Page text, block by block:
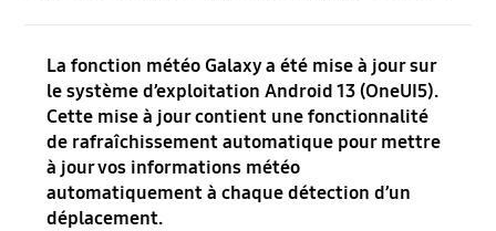
La fonction météo Galaxy a été mise à jour sur
le système d’exploitation Android 13 (OneUI5).
Cette mise à jour contient une fonctionnalité
de rafraîchissement automatique pour mettre
à jour vos informations météo
automatiquement à chaque détection d’un
déplacement.